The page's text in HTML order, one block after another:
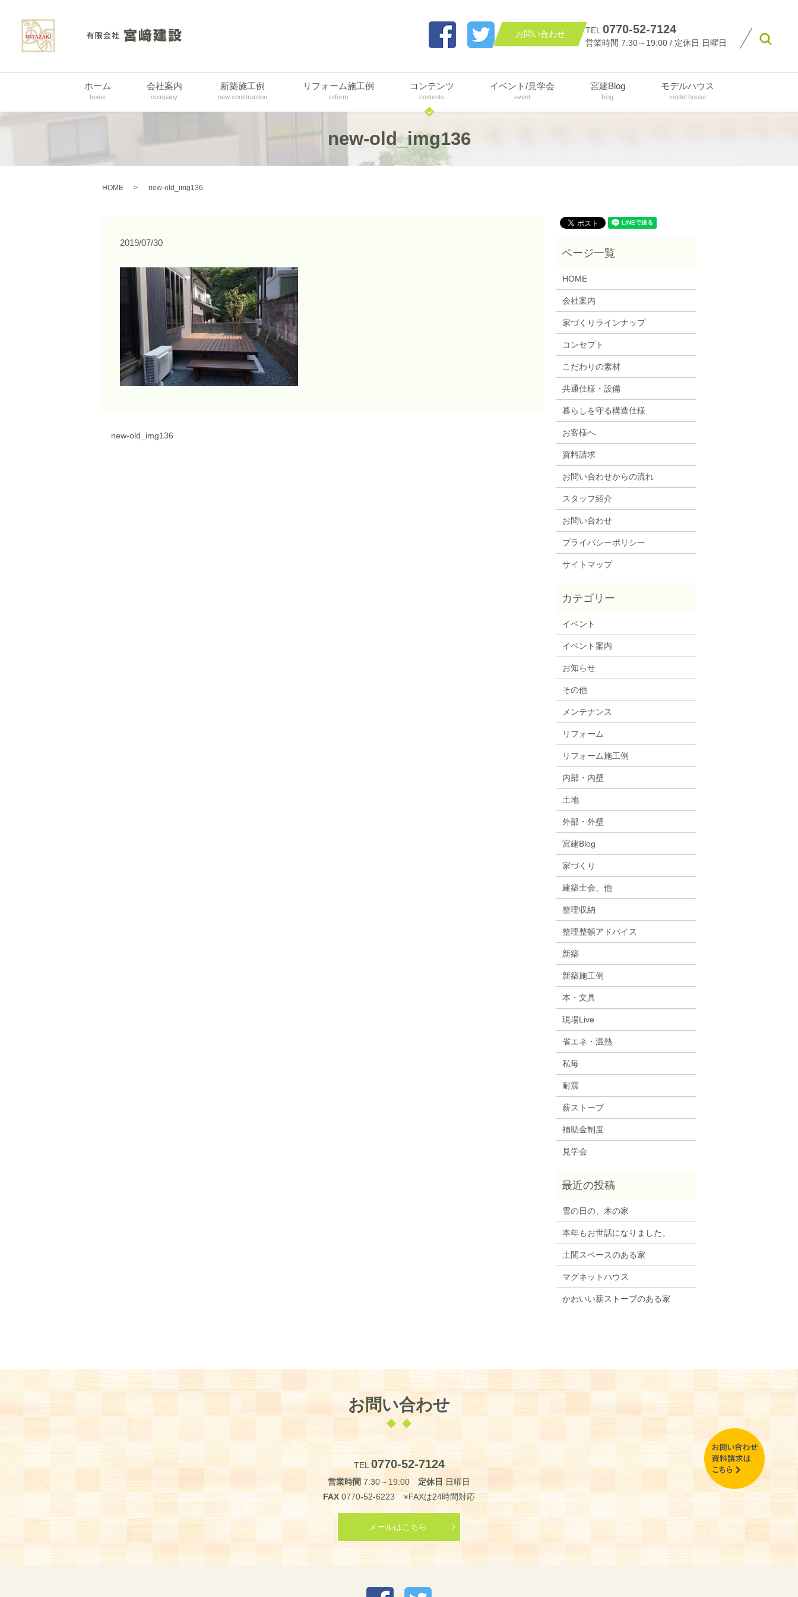
お問い合わせ TEL 0770-52-7124
営業時間 7:30～19:00 / 定休日 日曜日
ホーム
home
会社案内
company
新築施工例
new construction
リフォーム施工例
reform
コンテンツ
contents
イベント/見学会
event
宮建Blog
blog
モデルハウス
model house
new-old_img136
HOME new-old_img136
2019/07/30
new-old_img136
HOME
会社案内
家づくりラインナップ
コンセプト
こだわりの素材
共通仕様・設備
暮らしを守る構造仕様
お客様へ
資料請求
お問い合わせからの流れ
スタッフ紹介
お問い合わせ
プライバシーポリシー
サイトマップ
イベント
イベント案内
お知らせ
その他
メンテナンス
リフォーム
リフォーム施工例
内部・内壁
土地
外部・外壁
宮建Blog
家づくり
建築士会、他
整理収納
整理整頓アドバイス
新築
新築施工例
本・文具
現場Live
省エネ・温熱
私毎
耐震
薪ストーブ
補助金制度
見学会
雪の日の、木の家
本年もお世話になりました。
土間スペースのある家
マグネットハウス
かわいい薪ストーブのある家
お問い合わせ
TEL 0770-52-7124
営業時間 7:30～19:00 定休日 日曜日
FAX 0770-52-6223 ※FAXは24時間対応
メールはこちら